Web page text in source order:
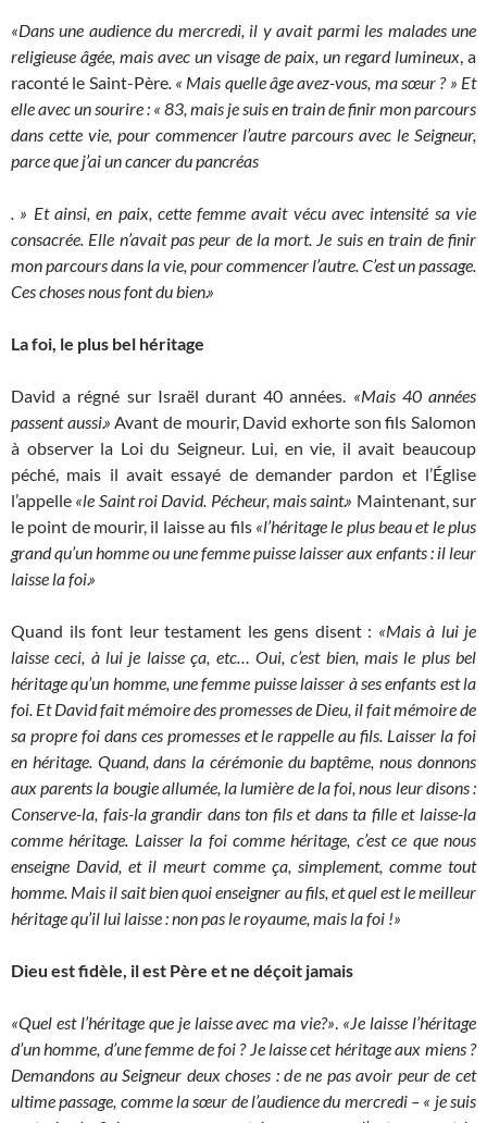
«Dans une audience du mercredi, il y avait parmi les malades une
religieuse âgée, mais avec un visage de paix, un regard lumineux, a
raconté le Saint-Père. « Mais quelle âge avez-vous, ma sœur ? » Et
elle avec un sourire : « 83, mais je suis en train de finir mon parcours
dans cette vie, pour commencer l’autre parcours avec le Seigneur,
parce que j’ai un cancer du pancréas
. » Et ainsi, en paix, cette femme avait vécu avec intensité sa vie
consacrée. Elle n’avait pas peur de la mort. Je suis en train de finir
mon parcours dans la vie, pour commencer l’autre. C’est un passage.
Ces choses nous font du bien.»
La foi, le plus bel héritage
David a régné sur Israël durant 40 années. «Mais 40 années
passent aussi.» Avant de mourir, David exhorte son fils Salomon
à observer la Loi du Seigneur. Lui, en vie, il avait beaucoup
péché, mais il avait essayé de demander pardon et l’Église
l’appelle «le Saint roi David. Pécheur, mais saint.» Maintenant, sur
le point de mourir, il laisse au fils «l’héritage le plus beau et le plus
grand qu’un homme ou une femme puisse laisser aux enfants : il leur
laisse la foi.»
Quand ils font leur testament les gens disent : «Mais à lui je
laisse ceci, à lui je laisse ça, etc… Oui, c’est bien, mais le plus bel
héritage qu’un homme, une femme puisse laisser à ses enfants est la
foi. Et David fait mémoire des promesses de Dieu, il fait mémoire de
sa propre foi dans ces promesses et le rappelle au fils. Laisser la foi
en héritage. Quand, dans la cérémonie du baptême, nous donnons
aux parents la bougie allumée, la lumière de la foi, nous leur disons :
Conserve-la, fais-la grandir dans ton fils et dans ta fille et laisse-la
comme héritage. Laisser la foi comme héritage, c’est ce que nous
enseigne David, et il meurt comme ça, simplement, comme tout
homme. Mais il sait bien quoi enseigner au fils, et quel est le meilleur
héritage qu’il lui laisse : non pas le royaume, mais la foi !»
Dieu est fidèle, il est Père et ne déçoit jamais
«Quel est l’héritage que je laisse avec ma vie?». «Je laisse l’héritage
d’un homme, d’une femme de foi ? Je laisse cet héritage aux miens ?
Demandons au Seigneur deux choses : de ne pas avoir peur de cet
ultime passage, comme la sœur de l’audience du mercredi – « je suis